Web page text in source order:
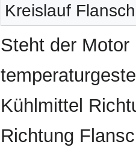
Kreislauf
Steht der
Kühlmittel
Richtung